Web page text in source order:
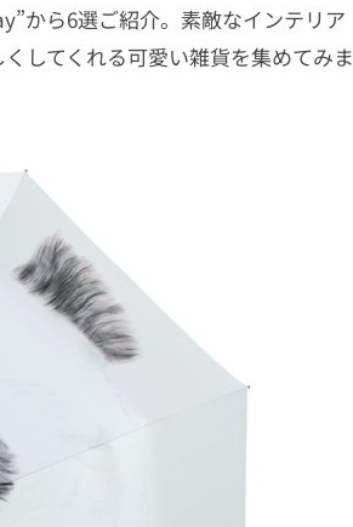
から6選ご紹介。素敵なインテリア
してくれる可愛い雑貨を集めてみま